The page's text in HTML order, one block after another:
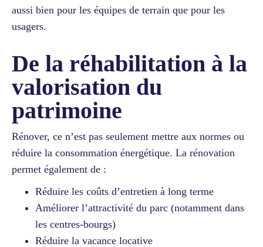
aussi bien pour les équipes de terrain que pour les
usagers.
De la réhabilitation à la
valorisation du
patrimoine
Rénover, ce n’est pas seulement mettre aux normes ou
réduire la consommation énergétique. La rénovation
permet également de :
Réduire les coûts d’entretien à long terme
Améliorer l’attractivité du parc (notamment dans
les centres-bourgs)
Réduire la vacance locative